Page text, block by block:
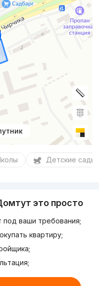
Детские сады
это просто
ваши требования;
квартиру;